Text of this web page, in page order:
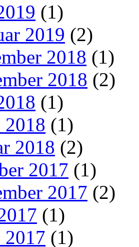
(1)
2019 (2)
2018 (1)
2018 (2)
(1)
(1)
2018 (2)
2017 (1)
2017 (2)
(1)
(1)